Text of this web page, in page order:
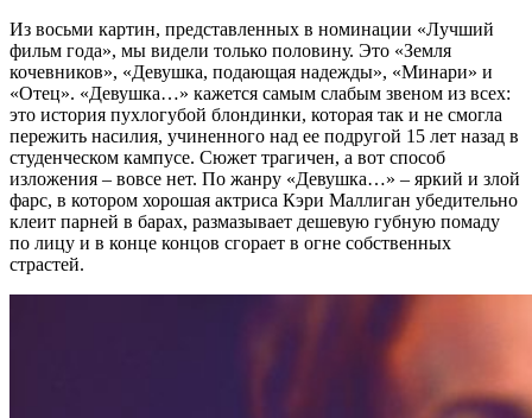
Из восьми картин, представленных в номинации «Лучший
фильм года», мы видели только половину. Это «Земля
кочевников», «Девушка, подающая надежды», «Минари» и
«Отец». «Девушка…» кажется самым слабым звеном из всех:
это история пухлогубой блондинки, которая так и не смогла
пережить насилия, учиненного над ее подругой 15 лет назад в
студенческом кампусе. Сюжет трагичен, а вот способ
изложения – вовсе нет. По жанру «Девушка…» – яркий и злой
фарс, в котором хорошая актриса Кэри Маллиган убедительно
клеит парней в барах, размазывает дешевую губную помаду
по лицу и в конце концов сгорает в огне собственных
страстей.